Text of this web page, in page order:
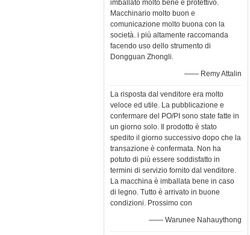
imballato molto bene e protettivo.
Macchinario molto buon e
comunicazione molto buona con la
società. i più altamente raccomanda
facendo uso dello strumento di
Dongguan Zhongli.
—— Remy Attalin
La risposta dal venditore era molto
veloce ed utile. La pubblicazione e
confermare del PO/PI sono state fatte in
un giorno solo. Il prodotto è stato
spedito il giorno successivo dopo che la
transazione è confermata. Non ha
potuto di più essere soddisfatto in
termini di servizio fornito dal venditore.
La macchina è imballata bene in caso
di legno. Tutto è arrivato in buone
condizioni. Prossimo con
—— Warunee Nahauythong